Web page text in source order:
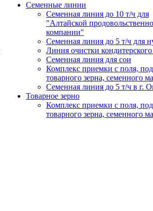
Семенные линии
Семенная линия до 10 т/ч для
"Алтайской
компании"
Семенная линия до 5 т/ч для
Линия очистки кондитерского
Семенная линия для сои
Комплекс приемки с поля,
товарного зерна, семенного
Семенная линия до 5 т/ч в г.
Товарное зерно
Комплекс приемки с поля,
товарного зерна, семенного